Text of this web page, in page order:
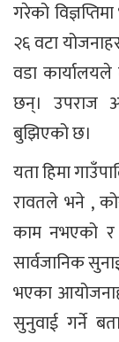
गरेको
२६ वटा
वडा
छन्। उपराज
बुझिएको छ।
यता हिमा
रावतले भने ,
काम नभएको
सार्वजानिक
भएका
सुनुवाई गर्ने